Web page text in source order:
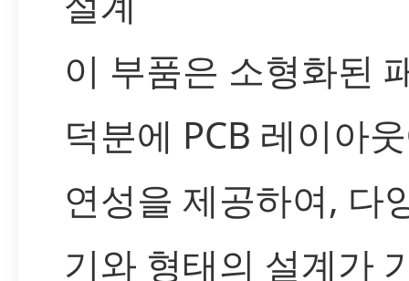
이 부품은 소형화된
덕분에 PCB 레이아
연성을 제공하여, 다
기와 형태의 설계가